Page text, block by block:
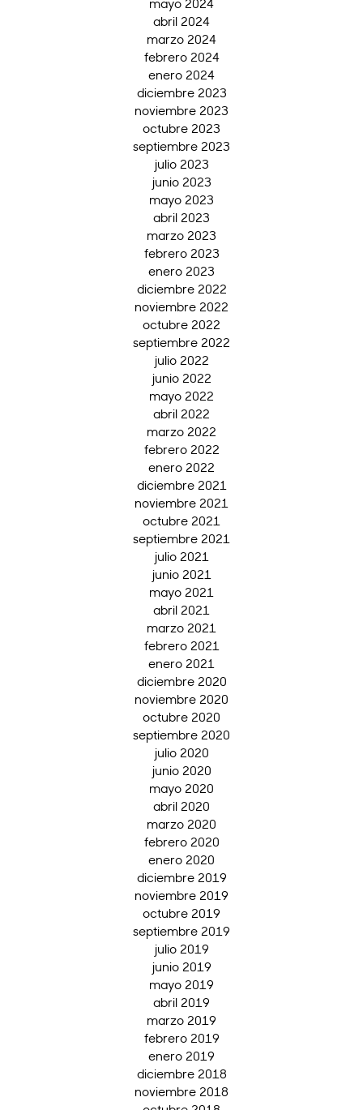
mayo 2024
abril 2024
marzo 2024
febrero 2024
enero 2024
diciembre 2023
noviembre 2023
octubre 2023
septiembre 2023
julio 2023
junio 2023
mayo 2023
abril 2023
marzo 2023
febrero 2023
enero 2023
diciembre 2022
noviembre 2022
octubre 2022
septiembre 2022
julio 2022
junio 2022
mayo 2022
abril 2022
marzo 2022
febrero 2022
enero 2022
diciembre 2021
noviembre 2021
octubre 2021
septiembre 2021
julio 2021
junio 2021
mayo 2021
abril 2021
marzo 2021
febrero 2021
enero 2021
diciembre 2020
noviembre 2020
octubre 2020
septiembre 2020
julio 2020
junio 2020
mayo 2020
abril 2020
marzo 2020
febrero 2020
enero 2020
diciembre 2019
noviembre 2019
octubre 2019
septiembre 2019
julio 2019
junio 2019
mayo 2019
abril 2019
marzo 2019
febrero 2019
enero 2019
diciembre 2018
noviembre 2018